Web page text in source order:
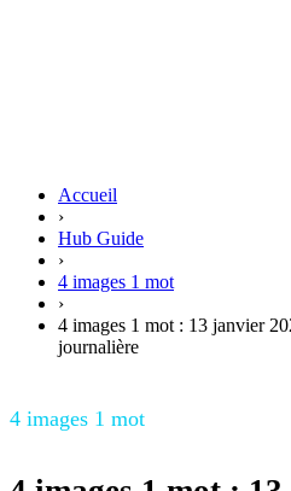
Accueil
›
Hub Guide
›
4 images 1 mot
›
4 images 1 mot : 13 janvier
journalière
4 images 1 mot